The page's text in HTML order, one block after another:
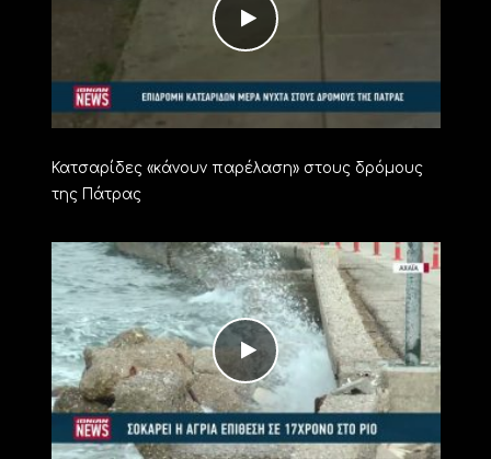
Κατσαρίδες «κάνουν παρέλαση» στους δρόμους
της Πάτρας